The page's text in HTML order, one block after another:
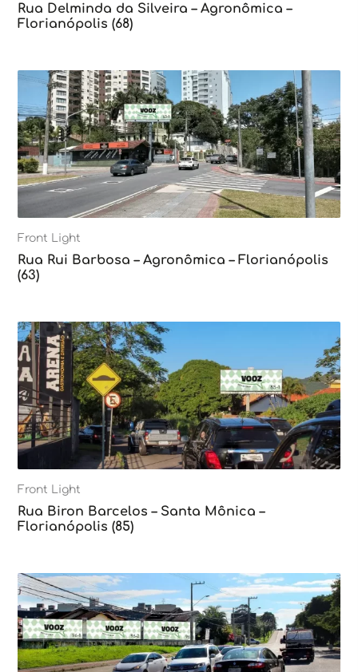
Rua Delminda da Silveira – Agronômica –
Florianópolis (68)
Front Light
Rua Rui Barbosa – Agronômica – Florianópolis
(63)
Front Light
Rua Biron Barcelos – Santa Mônica –
Florianópolis (85)